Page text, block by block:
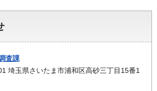
査課
埼玉県さいたま市浦和区高砂三丁目15番1